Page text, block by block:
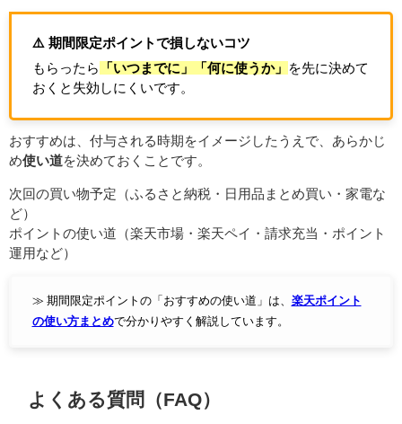
⚠️ 期間限定ポイントで損しないコツ
もらったら 「いつまでに」「何に使うか」
を先に決めて
おくと失効しにくいです。
おすすめは、付与される時期をイメージしたうえで、あらかじ
め使い道を決めておくことです。
次回の買い物予定（ふるさと納税・日用品まとめ買い・家電な
ど）
ポイントの使い道（楽天市場・楽天ペイ・請求充当・ポイント
運用など）
≫ 期間限定ポイントの「おすすめの使い道」は、 楽天ポイント
の使い方まとめで分かりやすく解説しています。
よくある質問（FAQ）